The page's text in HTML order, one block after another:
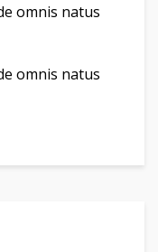
omnis natus
omnis natus